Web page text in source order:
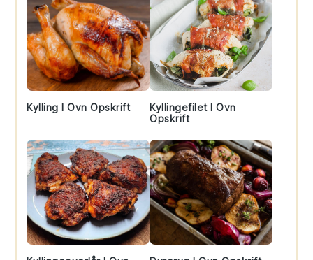
Kylling I Ovn Opskrift
Kyllingefilet I Ovn
Opskrift